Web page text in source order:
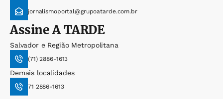
jornalismoportal@grupoatarde.com.br
AssineA TARDE
Salvador e Região Metropolitana
(71) 2886-1613
Demais localidades
71 2886-1613